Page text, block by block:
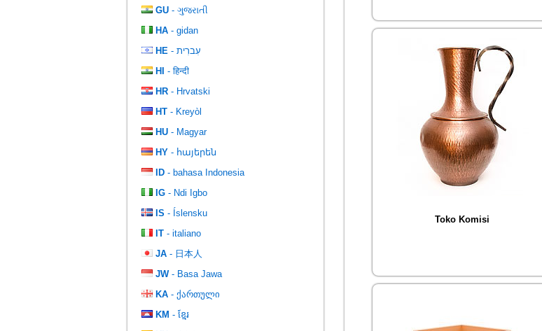
Toko Komisi
GU - ગુજરાતી
HA - gidan
HE
- עִברִית
HI
- हिन्दी
HR - Hrvatski
HT - Kreyòl
HU - Magyar
HY - հայերեն
ID - bahasa Indonesia
IG - Ndi Igbo
IS - Íslensku
IT - italiano
JA - 日本人
JW- Basa Jawa
KA - ქართული
KM - ខ្មែរ